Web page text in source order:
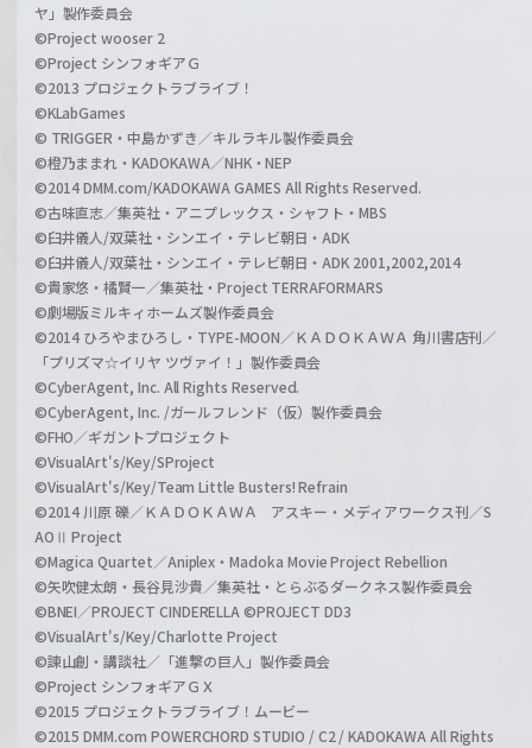
ヤ」製作委員会
©Project wooser 2
©Project シンフォギアＧ
©2013 プロジェクトラブライブ！
©KLabGames
© TRIGGER・中島かずき／キルラキル製作委員会
©橙乃ままれ・KADOKAWA／NHK・NEP
©2014 DMM.com/KADOKAWA GAMES All Rights Reserved.
©古味直志／集英社・アニプレックス・シャフト・MBS
©臼井儀人/双葉社・シンエイ・テレビ朝日・ADK
©臼井儀人/双葉社・シンエイ・テレビ朝日・ADK 2001,2002,2014
©貴家悠・橘賢一／集英社・Project TERRAFORMARS
©劇場版ミルキィホームズ製作委員会
©2014 ひろやまひろし・TYPE-MOON／ＫＡＤＯＫＡＷＡ 角川書店刊／
「プリズマ☆イリヤ ツヴァイ！」製作委員会
©CyberAgent, Inc. All Rights Reserved.
©CyberAgent, Inc. /ガールフレンド（仮）製作委員会
©FHO／ギガントプロジェクト
©VisualArt's/Key/SProject
©VisualArt's/Key/Team Little Busters! Refrain
©2014 川原 礫／ＫＡＤＯＫＡＷＡ アスキー・メディアワークス刊／S
AOⅡ Project
©Magica Quartet／Aniplex・Madoka Movie Project Rebellion
©矢吹健太朗・長谷見沙貴／集英社・とらぶるダークネス製作委員会
©BNEI／PROJECT CINDERELLA ©PROJECT DD3
©VisualArt's/Key/Charlotte Project
©諫山創・講談社／「進撃の巨人」製作委員会
©Project シンフォギアＧＸ
©2015 プロジェクトラブライブ！ムービー
©2015 DMM.com POWERCHORD STUDIO / C2 / KADOKAWA All Rights